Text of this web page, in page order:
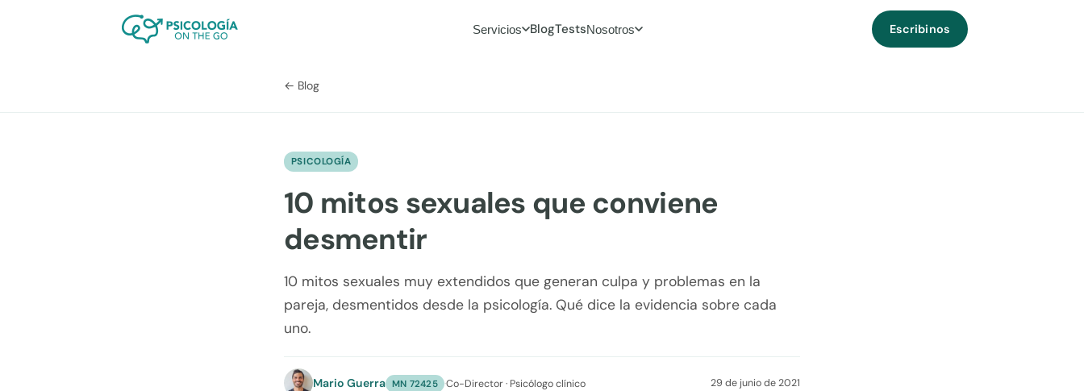
Servicios BlogTestsNosotros Escribinos
← Blog
PSICOLOGÍA
10 mitos sexuales que conviene
desmentir
10 mitos sexuales muy extendidos que generan culpa y problemas en la
pareja, desmentidos desde la psicología. Qué dice la evidencia sobre cada
uno.
Mario Guerra MN 72425 ·Co-Director · Psicólogo clínico 29 de junio de 2021